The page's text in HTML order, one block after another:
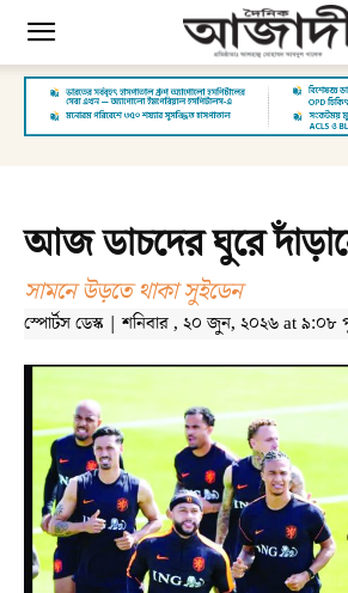
আজ ডাচদের ঘুরে
সামনে উড়তে থাকা সুইডেন
স্পোর্টস ডেস্ক | শনিবার , ২০ জুন, ২০২৬ at ৯:০৮